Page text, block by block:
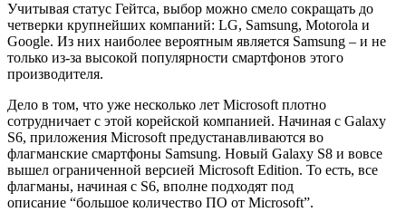
Учитывая статус Гейтса, выбор можно смело сокращать до
четверки крупнейших компаний: LG, Samsung, Motorola и
Google. Из них наиболее вероятным является Samsung – и не
только из-за высокой популярности смартфонов этого
производителя.
Дело в том, что уже несколько лет Microsoft плотно
сотрудничает с этой корейской компанией. Начиная с Galaxy
S6, приложения Microsoft предустанавливаются во
флагманские смартфоны Samsung. Новый Galaxy S8 и вовсе
вышел ограниченной версией Microsoft Edition. То есть, все
флагманы, начиная с S6, вполне подходят под
описание “большое количество ПО от Microsoft”.